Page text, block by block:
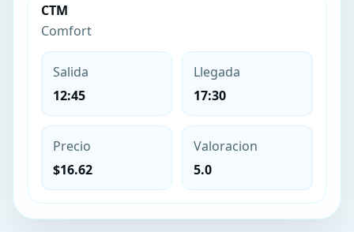
CTM
Comfort
Salida
12:45
Llegada
17:30
Precio
$16.62
Valoracion
5.0